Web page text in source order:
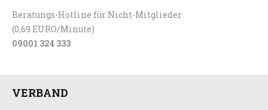
Beratungs-Hotline für Nicht-Mitglieder
(0,69 EURO/Minute)
09001 324 333
VERBAND